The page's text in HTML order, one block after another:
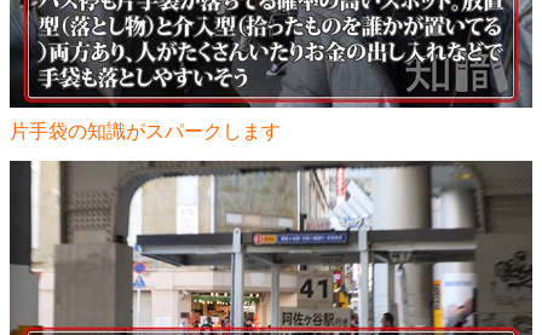
片手袋の知識がスパークします